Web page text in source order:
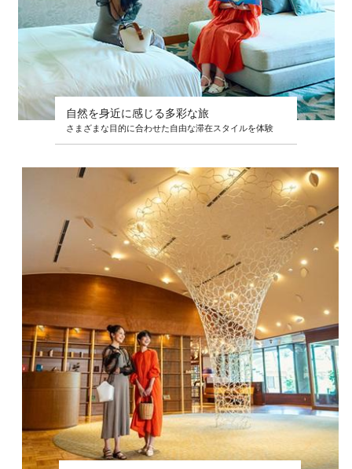
自然を身近に感じる多彩な旅
さまざまな目的に合わせた自由な滞在スタイルを体験